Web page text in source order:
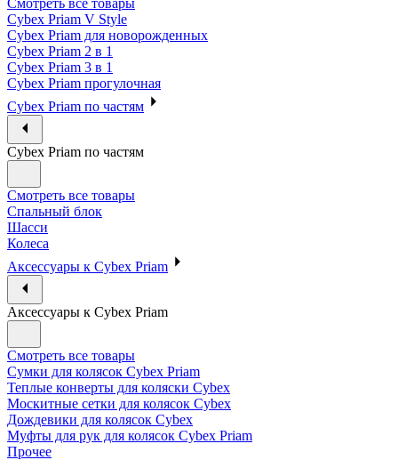
Cybex Priam V Style
Cybex Priam для новорожденных
Cybex Priam 2 в 1
Cybex Priam 3 в 1
Cybex Priam прогулочная
Cybex Priam по частям
Cybex Priam по частям
Смотреть все товары
Спальный блок
Шасси
Колеса
Аксессуары к Cybex Priam
Аксессуары к Cybex Priam
Смотреть все товары
Сумки для колясок Cybex Priam
Теплые конверты для коляски Cybex
Москитные сетки для колясок Cybex
Дождевики для колясок Cybex
Муфты для рук для колясок Cybex Priam
Прочее